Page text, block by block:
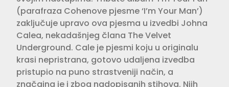
(parafraza Cohenove pjesme ‘I’m Your Man’)
zaključuje upravo ova pjesma u izvedbi Johna
Calea, nekadašnjeg člana The Velvet
Underground. Cale je pjesmi koju u originalu
krasi nepristrana, gotovo udaljena izvedba
pristupio na puno strastveniji način, a
značajna je i zbog nadopisanih stihova. Njih